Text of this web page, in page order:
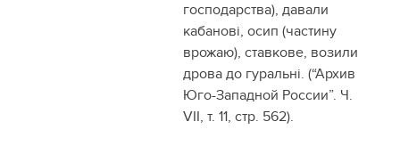
господарства), давали
кабанові, осип (частину
врожаю), ставкове, возили
дрова до гуральні. (“Архив
Юго-Западной России”. Ч.
VІІ, т. 11, стр. 562).